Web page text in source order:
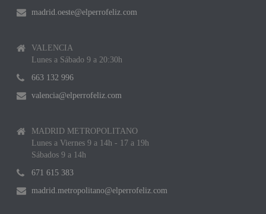
madrid.oeste@elperrofeliz.com
VALENCIA
Lunes a Sábado 9 a 20:30h
663 132 996
valencia@elperrofeliz.com
MADRID METROPOLITANO
Lunes a Viernes 9 a 14h - 17 a 19h
Sábados 9 a 14h
671 615 383
madrid.metropolitano@elperrofeliz.com